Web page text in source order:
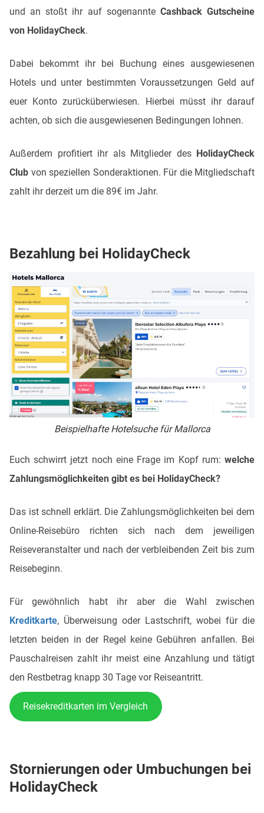
und an stoßt ihr auf sogenannte Cashback Gutscheine
von HolidayCheck.
Dabei bekommt ihr bei Buchung eines ausgewiesenen
Hotels und unter bestimmten Voraussetzungen Geld auf
euer Konto zurücküberwiesen. Hierbei müsst ihr darauf
achten, ob sich die ausgewiesenen Bedingungen lohnen.
Außerdem profitiert ihr als Mitglieder des HolidayCheck
Club von speziellen Sonderaktionen. Für die Mitgliedschaft
zahlt ihr derzeit um die 89€ im Jahr.
Bezahlung bei HolidayCheck
Beispielhafte Hotelsuche für Mallorca
Euch schwirrt jetzt noch eine Frage im Kopf rum: welche
Zahlungsmöglichkeiten gibt es bei HolidayCheck?
Das ist schnell erklärt. Die Zahlungsmöglichkeiten bei dem
Online-Reisebüro richten sich nach dem jeweiligen
Reiseveranstalter und nach der verbleibenden Zeit bis zum
Reisebeginn.
Für gewöhnlich habt ihr aber die Wahl zwischen
Kreditkarte, Überweisung oder Lastschrift, wobei für die
letzten beiden in der Regel keine Gebühren anfallen. Bei
Pauschalreisen zahlt ihr meist eine Anzahlung und tätigt
den Restbetrag knapp 30 Tage vor Reiseantritt.
Reisekreditkarten im Vergleich
Stornierungen oder Umbuchungen bei
HolidayCheck